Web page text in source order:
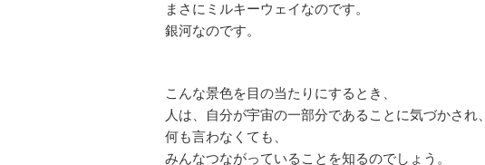
まさにミルキーウェイなのです。
銀河なのです。
こんな景色を目の当たりにするとき、
人は、自分が宇宙の一部分であることに気づかされ、
何も言わなくても、
みんなつながっていることを知るのでしょう。